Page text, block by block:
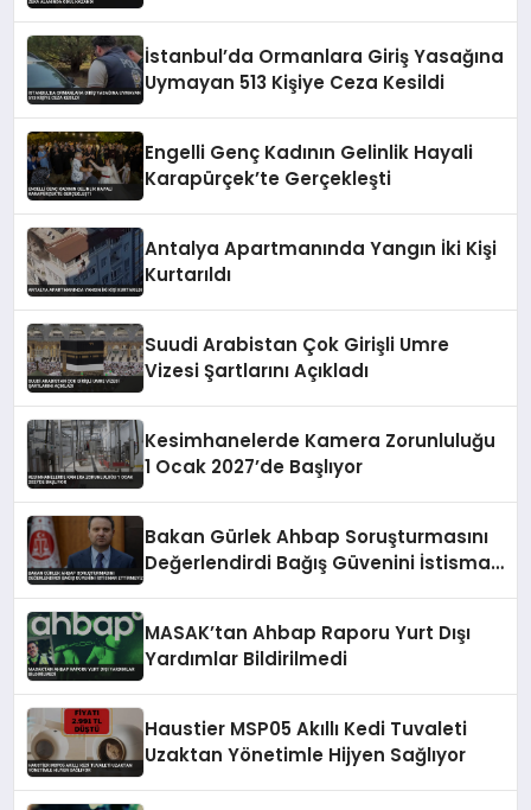
İstanbul’da Ormanlara Giriş Yasağına
Uymayan 513 Kişiye Ceza Kesildi
Engelli Genç Kadının Gelinlik Hayali
Karapürçek’te Gerçekleşti
Antalya Apartmanında Yangın İki Kişi
Kurtarıldı
Suudi Arabistan Çok Girişli Umre
Vizesi Şartlarını Açıkladı
Kesimhanelerde Kamera Zorunluluğu
1 Ocak 2027’de Başlıyor
Bakan Gürlek Ahbap Soruşturmasını
Değerlendirdi Bağış Güvenini İstismar
MASAK’tan Ahbap Raporu Yurt Dışı
Yardımlar Bildirilmedi
Haustier MSP05 Akıllı Kedi Tuvaleti
Uzaktan Yönetimle Hijyen Sağlıyor